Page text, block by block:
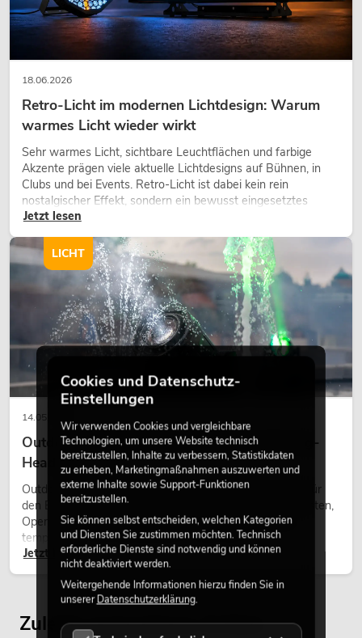
OMNITRONIC PM-311P DJ-Mixer mit
Player
No. 10006879
Bestand reicht ca. 12 Wo.
125,00
18.06.2026
Retro-Licht im modernen Lichtdesign: Warum
warmes Licht wieder wirkt
Sehr warmes Licht, sichtbare Leuchtflächen und farbige
Akzente prägen viele aktuelle Lichtdesigns auf Bühnen, in
Clubs und bei Events. Retro-Licht ist dabei kein rein
nostalgischer Effekt, sondern ein bewusst eingesetztes
Gestaltungsmittel: Es schafft Atmosphäre, gibt Szenen
wirken lassen.
Jetzt lesen
14.05.2026
Outdoor Moving-Heads: Wetterfeste Moving-
Heads bei Events
Outdoor Moving-Heads sind bewegliche Scheinwerfer für
den Einsatz im Freien. Sie werden bei Festivals, Stadtfesten,
Open-Air-Konzerten, Architekturinszenierungen und
temporären Außeninstallationen eingesetzt.
Jetzt lesen
LICHT
Zuletzt angesehene Artikel
Cookies und Datenschutz-
Einstellungen
Wir verwenden Cookies und vergleichbare
Technologien, um unsere Website technisch
bereitzustellen, Inhalte zu verbessern, Statistikdaten
zu erheben, Marketingmaßnahmen auszuwerten und
externe Inhalte sowie Support-Funktionen
bereitzustellen.
Sie können selbst entscheiden, welchen Kategorien
und Diensten Sie zustimmen möchten. Technisch
erforderliche Dienste sind notwendig und können
nicht deaktiviert werden.
Weitergehende Informationen hierzu finden Sie in
unsererDatenschutzerklärung.